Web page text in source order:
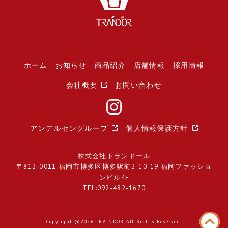
ホーム お知らせ 商品紹介 店舗情報 採用情報
会社概要 お問い合わせ
アンデルセングループ 個人情報保護方針
株式会社トランドール
〒812-0011 福岡市博多区博多駅前2-10-19 福岡ファッショ
ンビル4F
TEL:092-482-1670
Copyright @2026 TRAINDOR All Rights Reserved.